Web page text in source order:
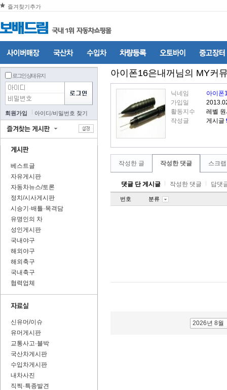
즐겨찾기추가
로그인 상태 유지
회원가입 아이디/비밀번호 찾기
베스트글
자유게시판
자동차뉴스/토론
정치/시사게시판
시승기·배틀·목격담
유명인의 차
성인게시판
국내야구
해외야구
해외축구
국내축구
협력업체
신유머/이슈
유머게시판
교통사고·블박
국산차게시판
수입차게시판
내차사진
직찍·특종발견
아이폰16은내꺼 님의 MY커
닉네임
아이폰
가입일
활동지수
레벨
작성글
게시글
작성한 글 작성한 댓글 스크
댓글 단 게시글 작성한 댓글 답댓
번호 분류
2026년 8월